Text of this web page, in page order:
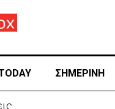
ΣΗΜΕΡΙΝΗ